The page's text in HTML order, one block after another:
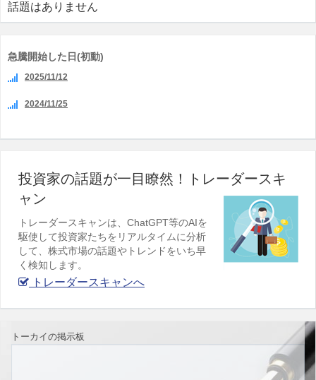
話題はありません
急騰開始した日(初動)
2025/11/12
2024/11/25
投資家の話題が一目瞭然！トレーダースキ
ャン
トレーダースキャンは、ChatGPT等のAIを
駆使して投資家たちをリアルタイムに分析
して、株式市場の話題やトレンドをいち早
く検知します。
トレーダースキャンへ
トーカイの掲示板